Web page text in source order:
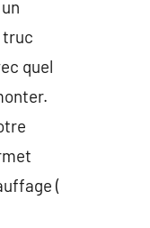
truc
quel
(